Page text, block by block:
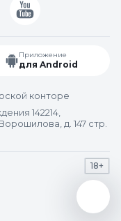
Приложение
для Android
конторе
142214,
д. 147 стр.
18+